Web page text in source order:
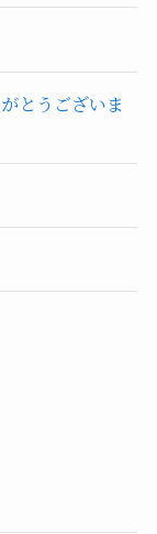
とうございま